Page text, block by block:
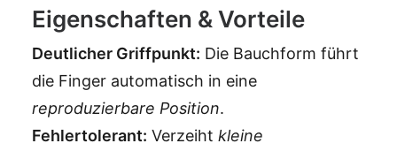
Eigenschaften & Vorteile
Deutlicher Griffpunkt: Die Bauchform führt
die Finger automatisch in eine
reproduzierbare Position.
Fehlertolerant: Verzeiht kleine